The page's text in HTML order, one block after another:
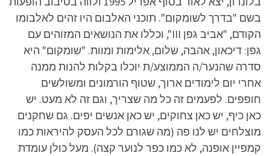
בשם "בדרך לשומקום". תוכני האלבום היו זהים לאלבומו
הקודם, "אביב גפן III", וכללו את הנושאים המזוהים עם
גפן: דיכאון, אהבה, שלום, אלימות ומוות. "שומקום" היא
סדרה שהנער/ה הממוצע/ת יוכלו בקלות להנות ממנה
אחרי יום לימודים ארוך, שטוף הורמונים ומשולשים
חופפים. לפעמים זה כל מה שצריך, וגם זה לא מעט. יש
כאן כיף, יש כאן צחוקים, יש כאן אנשים יפים. גם שחקנים
מוצלחים יש לנו פה (מה שגורם לכל העסק להיראות כמו
קמפיין אופנה, לא כמו כפר לנוער קצה). מעל כולן עומדת